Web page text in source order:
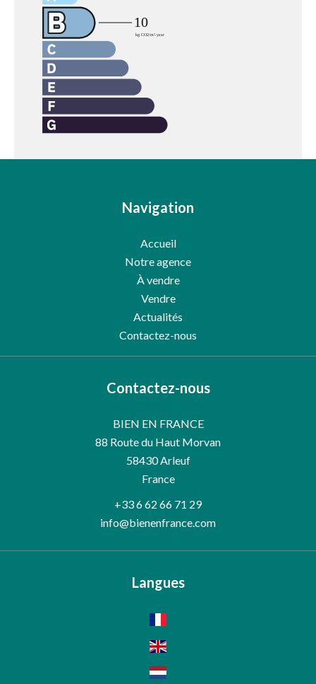
Navigation
Accueil
Notre agence
À vendre
Vendre
Actualités
Contactez-nous
Contactez-nous
BIEN EN FRANCE
88 Route du Haut Morvan
58430Arleuf
France
+33 6 62 66 71 29
info@bienenfrance.com
Langues